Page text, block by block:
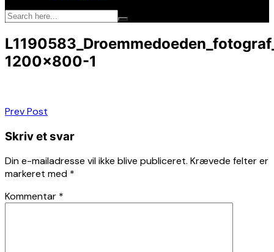
1200×800-1
Indlægsnavigation
Prev Post
Skriv et svar
Din e-mailadresse vil ikke blive publiceret. Krævede felter er
markeret med *
Kommentar *